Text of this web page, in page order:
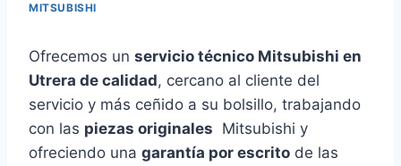
MITSUBISHI
Ofrecemos un servicio técnico Mitsubishi en
Utrera de calidad, cercano al cliente del
servicio y más ceñido a su bolsillo, trabajando
con las piezas originales Mitsubishi y
ofreciendo una garantía por escrito de las